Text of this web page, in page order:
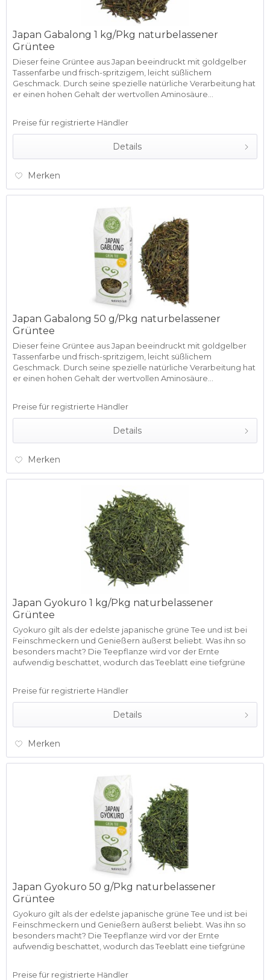
Japan Gabalong 1 kg/Pkg naturbelassener
Grüntee
Dieser feine Grüntee aus Japan beeindruckt mit goldgelber
Tassenfarbe und frisch-spritzigem, leicht süßlichem
Geschmack. Durch seine spezielle natürliche Verarbeitung hat
er einen hohen Gehalt der wertvollen Aminosäure...
Preise für registrierte Händler
Details
Merken
Japan Gabalong 50 g/Pkg naturbelassener
Grüntee
Dieser feine Grüntee aus Japan beeindruckt mit goldgelber
Tassenfarbe und frisch-spritzigem, leicht süßlichem
Geschmack. Durch seine spezielle natürliche Verarbeitung hat
er einen hohen Gehalt der wertvollen Aminosäure...
Preise für registrierte Händler
Details
Merken
Japan Gyokuro 1 kg/Pkg naturbelassener
Grüntee
Gyokuro gilt als der edelste japanische grüne Tee und ist bei
Feinschmeckern und Genießern äußerst beliebt. Was ihn so
besonders macht? Die Teepflanze wird vor der Ernte
aufwendig beschattet, wodurch das Teeblatt eine tiefgrüne
Preise für registrierte Händler
Details
Merken
Japan Gyokuro 50 g/Pkg naturbelassener
Grüntee
Gyokuro gilt als der edelste japanische grüne Tee und ist bei
Feinschmeckern und Genießern äußerst beliebt. Was ihn so
besonders macht? Die Teepflanze wird vor der Ernte
aufwendig beschattet, wodurch das Teeblatt eine tiefgrüne
Preise für registrierte Händler